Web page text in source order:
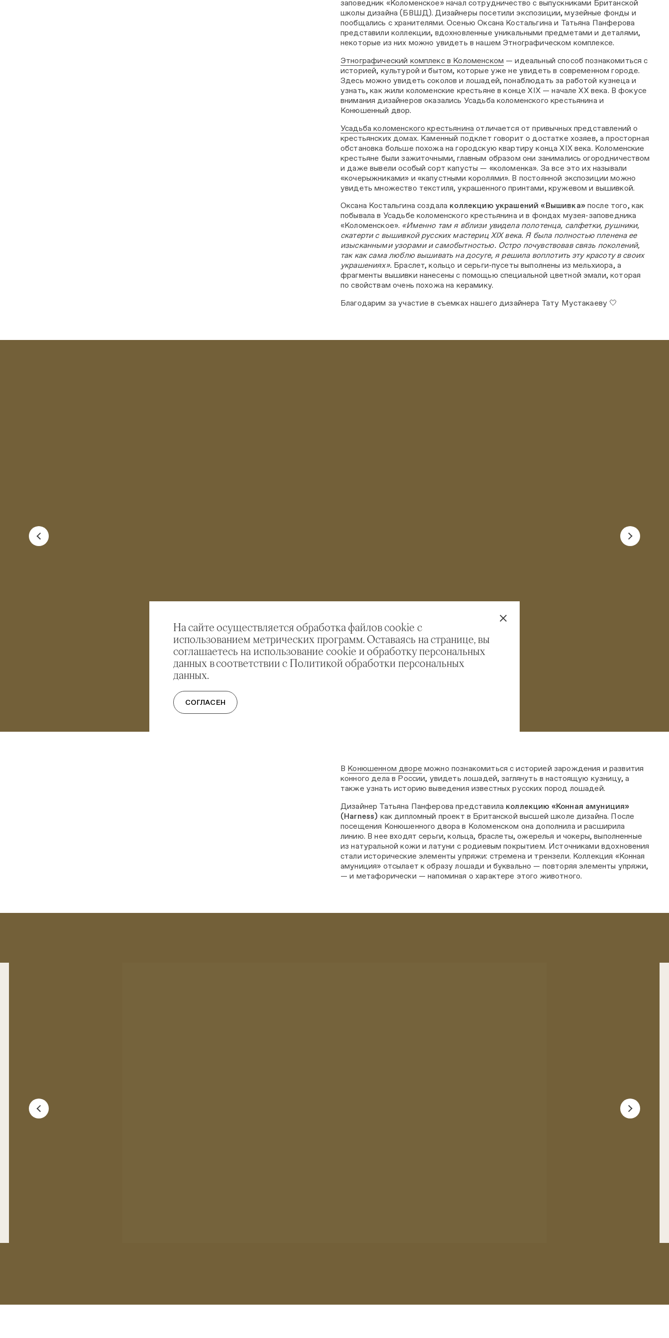
На сайте осуществляется обработка файлов cookie с
использованием метрических программ. Оставаясь на странице, вы
соглашаетесь на использование cookie и обработку персональных
данных в соответствии с Политикой обработки персональных
данных.
СОГЛАСЕН
заповедник «Коломенское» начал сотрудничество с выпускниками Британской
школы дизайна (БВШД). Дизайнеры посетили экспозиции, музейные фонды и
пообщались с хранителями. Осенью Оксана Костальгина и Татьяна Панферова
представили коллекции, вдохновленные уникальными предметами и деталями,
некоторые из них можно увидеть в нашем Этнографическом комплексе.
Этнографический комплекс в Коломенском — идеальный способ познакомиться с
историей, культурой и бытом, которые уже не увидеть в современном городе.
Здесь можно увидеть соколов и лошадей, понаблюдать за работой кузнеца и
узнать, как жили коломенские крестьяне в конце XIX — начале XX века. В фокусе
внимания дизайнеров оказались Усадьба коломенского крестьянина и
Конюшенный двор.
Усадьба коломенского крестьянина отличается от привычных представлений о
крестьянских домах. Каменный подклет говорит о достатке хозяев, а просторная
обстановка больше похожа на городскую квартиру конца XIX века. Коломенские
крестьяне были зажиточными, главным образом они занимались огородничеством
и даже вывели особый сорт капусты — «коломенка». За все это их называли
«кочерыжниками» и «капустными королями». В постоянной экспозиции можно
увидеть множество текстиля, украшенного принтами, кружевом и вышивкой.
Оксана Костальгина создала коллекцию украшений «Вышивка»после того, как
побывала в Усадьбе коломенского крестьянина и в фондах музея-заповедника
«Коломенское». «Именно там я вблизи увидела полотенца, салфетки, рушники,
скатерти с вышивкой русских мастериц XIX века. Я была полностью пленена ее
изысканными узорами и самобытностью. Остро почувствовав связь поколений,
так как сама люблю вышивать на досуге, я решила воплотить эту красоту в своих
украшениях». Браслет, кольцо и серьги-пусеты выполнены из мельхиора, а
фрагменты вышивки нанесены с помощью специальной цветной эмали, которая
по свойствам очень похожа на керамику.
Благодарим за участие в съемках нашего дизайнера Тату Мустакаеву 🤍
В Конюшенном дворе можно познакомиться с историей зарождения и развития
конного дела в России, увидеть лошадей, заглянуть в настоящую кузницу, а
также узнать историю выведения известных русских пород лошадей.
Дизайнер Татьяна Панферова представила коллекцию «Конная амуниция»
(Harness) как дипломный проект в Британской высшей школе дизайна. После
посещения Конюшенного двора в Коломенском она дополнила и расширила
линию. В нее входят серьги, кольца, браслеты, ожерелья и чокеры, выполненные
из натуральной кожи и латуни с родиевым покрытием. Источниками вдохновения
стали исторические элементы упряжи: стремена и трензели. Коллекция «Конная
амуниция» отсылает к образу лошади и буквально — повторяя элементы упряжи,
— и метафорически — напоминая о характере этого животного.